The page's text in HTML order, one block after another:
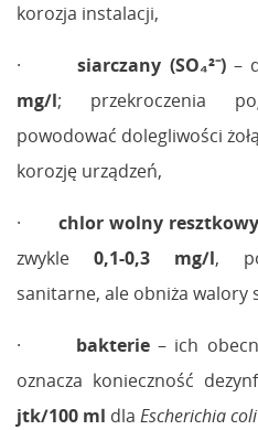
korozja instalacji,
·siarczany (SO₄²⁻)–
mg/l; przekroczenia
powodować dolegliwości
korozję urządzeń,
· chlor wolny resztkowy
zwykle 0,1-0,3 mg/l,
sanitarne, ale obniża walory
· bakterie – ich
oznacza konieczność
jtk/100 ml dla Escherichia coli